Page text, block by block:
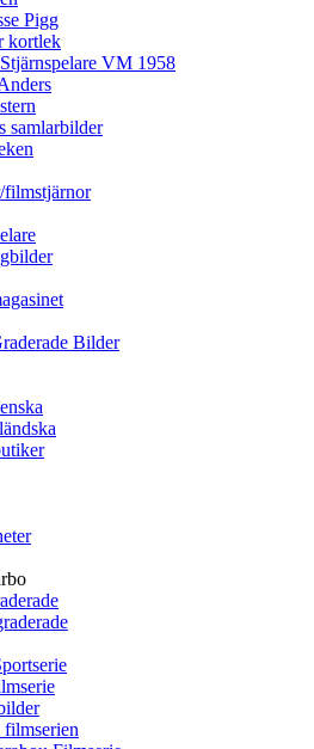
Pigg
kortlek
VM 1958
samlarbilder
filmstjärnor
Bilder